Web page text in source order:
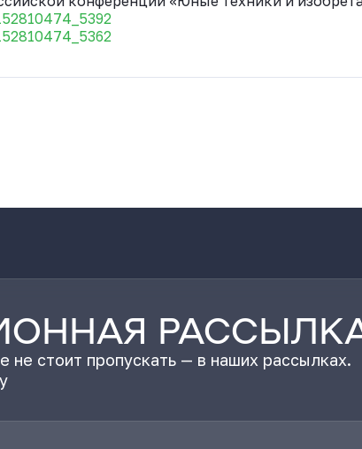
стоит пропускать — в наших рассылках.